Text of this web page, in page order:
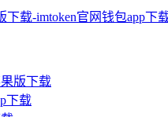
版下载
下载